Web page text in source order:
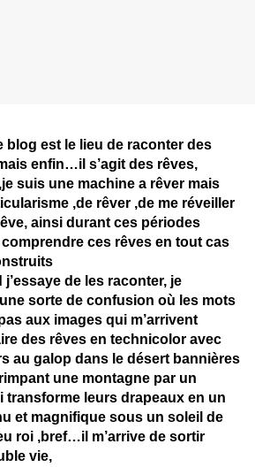
blog est le lieu de raconter des
enfin…il s’agit des rêves,
suis une machine a rêver mais
,de rêver ,de me réveiller
ainsi durant ces périodes
comprendre ces rêves en tout cas
j’essaye de les raconter, je
sorte de confusion où les mots
aux images qui m’arrivent
des rêves en technicolor avec
au galop dans le désert bannières
une montagne par un
transforme leurs drapeaux en un
et magnifique sous un soleil de
roi ,bref…il m’arrive de sortir
vie,